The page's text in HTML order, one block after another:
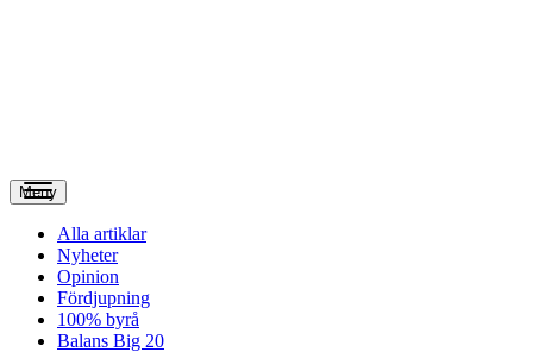
Meny
Alla artiklar
Nyheter
Opinion
Fördjupning
100% byrå
Balans Big 20